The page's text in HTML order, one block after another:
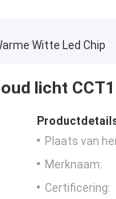
Witte Led Chip
licht
Plaats van
Merknaam:
Certificering: